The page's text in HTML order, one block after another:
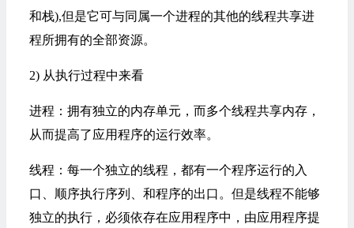
和栈),但是它可与同属一个进程的其他的线程共享进
程所拥有的全部资源。
2) 从执行过程中来看
进程：拥有独立的内存单元，而多个线程共享内存，
从而提高了应用程序的运行效率。
线程：每一个独立的线程，都有一个程序运行的入
口、顺序执行序列、和程序的出口。但是线程不能够
独立的执行，必须依存在应用程序中，由应用程序提